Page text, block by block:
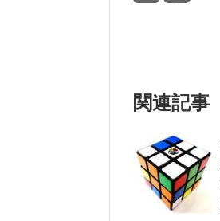
関連記事